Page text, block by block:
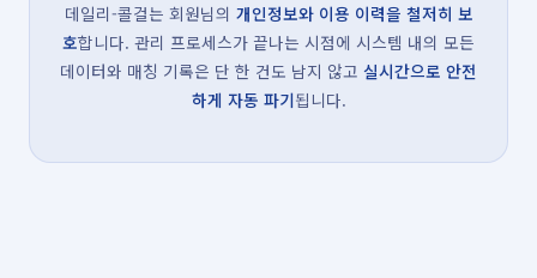
데일리-콜걸는 회원님의 개인정보와 이용 이력을 철저히 보
호합니다. 관리 프로세스가 끝나는 시점에 시스템 내의 모든
데이터와 매칭 기록은 단 한 건도 남지 않고 실시간으로 안전
하게 자동 파기됩니다.